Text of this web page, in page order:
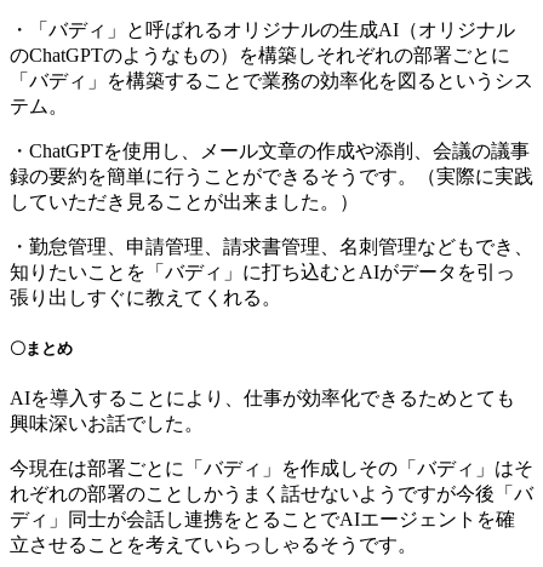
・「バディ」と呼ばれるオリジナルの生成AI（オリジナル
のChatGPTのようなもの）を構築しそれぞれの部署ごとに
「バディ」を構築することで業務の効率化を図るというシス
テム。
・ChatGPTを使用し、メール文章の作成や添削、会議の議事
録の要約を簡単に行うことができるそうです。（実際に実践
していただき見ることが出来ました。）
・勤怠管理、申請管理、請求書管理、名刺管理などもでき、
知りたいことを「バディ」に打ち込むとAIがデータを引っ
張り出しすぐに教えてくれる。
〇まとめ
AIを導入することにより、仕事が効率化できるためとても
興味深いお話でした。
今現在は部署ごとに「バディ」を作成しその「バディ」はそ
れぞれの部署のことしかうまく話せないようですが今後「バ
ディ」同士が会話し連携をとることでAIエージェントを確
立させることを考えていらっしゃるそうです。